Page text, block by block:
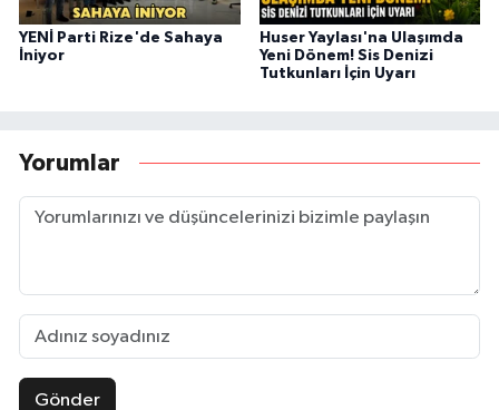
YENİ Parti Rize'de Sahaya
İniyor
Huser Yaylası'na Ulaşımda
Yeni Dönem! Sis Denizi
Tutkunları İçin Uyarı
Yorumlar
Gönder